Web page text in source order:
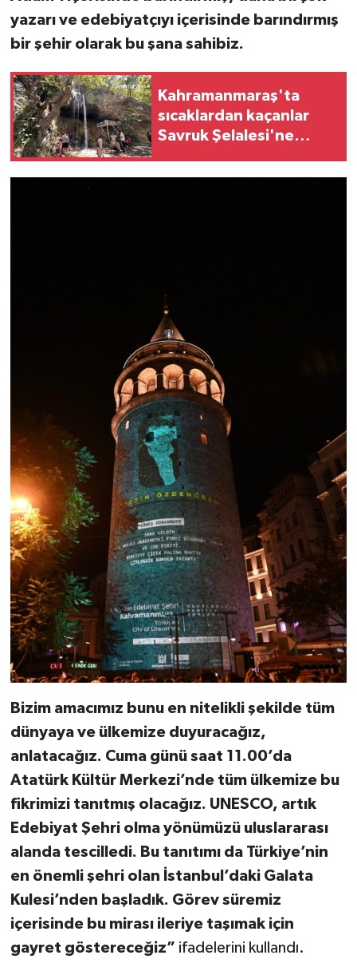
yazarı ve edebiyatçıyı içerisinde barındırmış
bir şehir olarak bu şana sahibiz.
Kahramanmaraş'ta
sıcaklardan kaçanlar
Savruk Şelalesi'ne
Bizim amacımız bunu en nitelikli şekilde tüm
dünyaya ve ülkemize duyuracağız,
anlatacağız. Cuma günü saat 11.00’da
Atatürk Kültür Merkezi’nde tüm ülkemize bu
fikrimizi tanıtmış olacağız. UNESCO, artık
Edebiyat Şehri olma yönümüzü uluslararası
alanda tescilledi. Bu tanıtımı da Türkiye’nin
en önemli şehri olan İstanbul’daki Galata
Kulesi’nden başladık. Görev süremiz
içerisinde bu mirası ileriye taşımak için
gayret göstereceğiz” ifadelerini kullandı.